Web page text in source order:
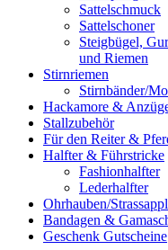
Sattelschmuck
Sattelschoner
Steigbügel,
und Riemen
Stirnriemen
Stirnbänder/
Hackamore &
Stallzubehör
Für den Reiter &
Halfter & Führstricke
Fashionhalfter
Lederhalfter
Ohrhauben/
Bandagen &
Geschenk Gutscheine